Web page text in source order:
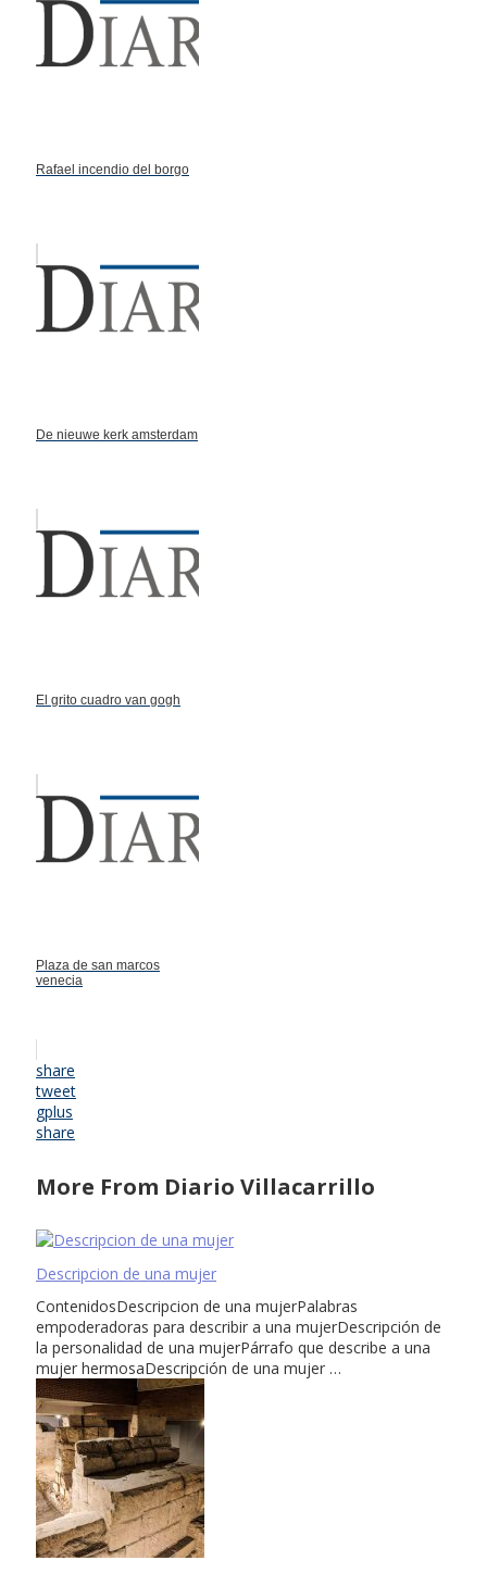
Rafael incendio del borgo
De nieuwe kerk amsterdam
El grito cuadro van gogh
Plaza de san marcos
venecia
share
tweet
gplus
share
More From Diario Villacarrillo
Descripcion de una mujer
ContenidosDescripcion de una mujerPalabras
empoderadoras para describir a una mujerDescripción de
la personalidad de una mujerPárrafo que describe a una
mujer hermosaDescripción de una mujer …